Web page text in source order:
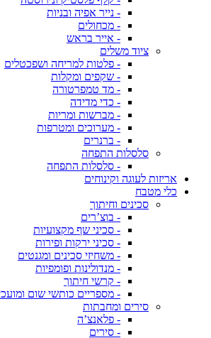
- נייר אפיה ובניות
- מכחולים
- אייר בראש
ציוד משלים
- פלטות למריחה ושפכטלים
- שקפים ומקלות
- מד טמפרטורה
- כדי מדידה
- מברשות ומריות
- מערוכים ומטרפות
- ברנרים
סלסלות התפחה
- סלסלות התפחה
אריזות לעוגה וקינוחים
כלי מטבח
סכינים וחיתוך
- בוצ’רים
- סכיני שף מקצועיות
- סכיני ירקות ופירות
- משחיזי סכינים ומגנטים
- מנדולינות ופומפיות
- קרשי חיתוך
- מספריים כותשי שום
סירים ומחבתות
- פלאנצ’ה
- סירים